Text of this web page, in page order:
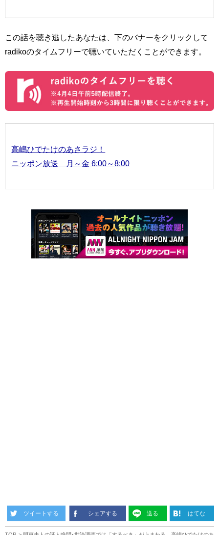
この話を聴き逃したあなたは、下のバナーをクリックして
radikoのタイムフリーで聴いていただくことができます。
高嶋ひでたけのあさラジ！
ニッポン放送 月～金 6:00～8:00
ツイートする シェアする 送る はてな